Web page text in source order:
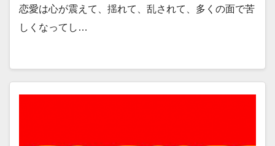
恋愛は心が震えて、揺れて、乱されて、多くの面で苦
しくなってし…